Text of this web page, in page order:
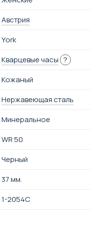
Австрия
York
Кварцевые часы ?
Кожаный
Нержавеющая сталь
Минеральное
WR 50
Черный
37 мм.
1-2054C